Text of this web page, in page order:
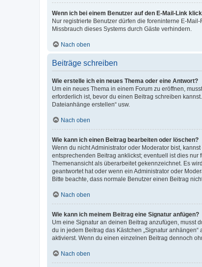
Wenn ich bei einem Benutzer auf den E-Mail-Link
Nur registrierte Benutzer dürfen die foreninterne E-
Missbrauch dieses Systems durch Gäste verhindern.
Nach oben
Beiträge schreiben
Wie erstelle ich ein neues Thema oder eine Antwort?
Um ein neues Thema in einem Forum zu eröffnen,
erforderlich ist, bevor du einen Beitrag schreiben
Dateianhänge erstellen“ usw.
Nach oben
Wie kann ich einen Beitrag bearbeiten oder löschen?
Wenn du nicht Administrator oder Moderator bist,
entsprechenden Beitrag anklickst; eventuell ist dies
Themenansicht als überarbeitet gekennzeichnet. Es
geantwortet hat oder wenn ein Administrator oder
Bitte beachte, dass normale Benutzer einen Beitrag
Nach oben
Wie kann ich meinem Beitrag eine Signatur anfügen?
Um eine Signatur an deinen Beitrag anzufügen, musst
du in jedem Beitrag das Kästchen „Signatur
aktivierst. Wenn du einen einzelnen Beitrag dennoch
Nach oben